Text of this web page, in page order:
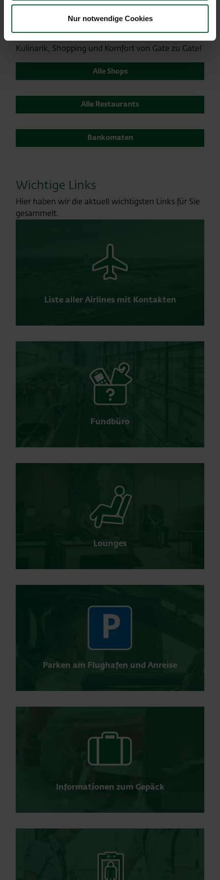
Nur notwendige Cookies
Lassen Sie die Zeit wie im Fluge vergehen und
bummeln Sie durch Luxus Boutiquen, Souvenir
Kulinarik, Shopping und Komfort von Gate zu Gate!
Alle Shops
Alle Restaurants
Bankomaten
Wichtige Links
Hier haben wir die aktuell wichtigsten Links für Sie
gesammelt.
Liste aller Airlines mit Kontakten
Fundbüro
Lounges
Parken am Flughafen und Anreise
Informationen zum Gepäck